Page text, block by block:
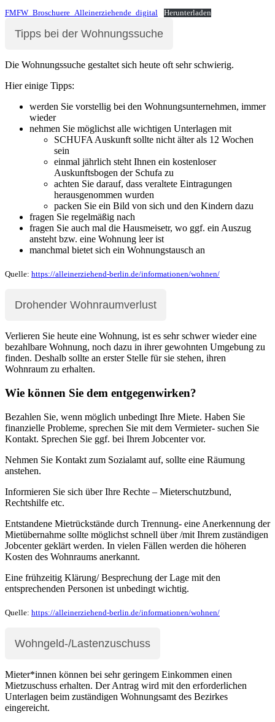
FMFW_Broschuere_Alleinerziehende_digital Herunterladen
Tipps bei der Wohnungssuche
Die Wohnungssuche gestaltet sich heute oft sehr schwierig.
Hier einige Tipps:
werden Sie vorstellig bei den Wohnungsunternehmen, immer
wieder
nehmen Sie möglichst alle wichtigen Unterlagen mit
SCHUFA Auskunft sollte nicht älter als 12 Wochen
sein
einmal jährlich steht Ihnen ein kostenloser
Auskunftsbogen der Schufa zu
achten Sie darauf, dass veraltete Eintragungen
herausgenommen wurden
packen Sie ein Bild von sich und den Kindern dazu
fragen Sie regelmäßig nach
fragen Sie auch mal die Hausmeisetr, wo ggf. ein Auszug
ansteht bzw. eine Wohnung leer ist
manchmal bietet sich ein Wohnungstausch an
Quelle: https://alleinerziehend-berlin.de/informationen/wohnen/
Drohender Wohnraumverlust
Verlieren Sie heute eine Wohnung, ist es sehr schwer wieder eine
bezahlbare Wohnung, noch dazu in ihrer gewohnten Umgebung zu
finden. Deshalb sollte an erster Stelle für sie stehen, ihren
Wohnraum zu erhalten.
Wie können Sie dem entgegenwirken?
Bezahlen Sie, wenn möglich unbedingt Ihre Miete. Haben Sie
finanzielle Probleme, sprechen Sie mit dem Vermieter- suchen Sie
Kontakt. Sprechen Sie ggf. bei Ihrem Jobcenter vor.
Nehmen Sie Kontakt zum Sozialamt auf, sollte eine Räumung
anstehen.
Informieren Sie sich über Ihre Rechte – Mieterschutzbund,
Rechtshilfe etc.
Entstandene Mietrückstände durch Trennung- eine Anerkennung der
Mietübernahme sollte möglichst schnell über /mit Ihrem zuständigen
Jobcenter geklärt werden. In vielen Fällen werden die höheren
Kosten des Wohnraums anerkannt.
Eine frühzeitig Klärung/ Besprechung der Lage mit den
entsprechenden Personen ist unbedingt wichtig.
Quelle: https://alleinerziehend-berlin.de/informationen/wohnen/
Wohngeld-/Lastenzuschuss
Mieter*innen können bei sehr geringem Einkommen einen
Mietzuschuss erhalten. Der Antrag wird mit den erforderlichen
Unterlagen beim zuständigen Wohnungsamt des Bezirkes
eingereicht.